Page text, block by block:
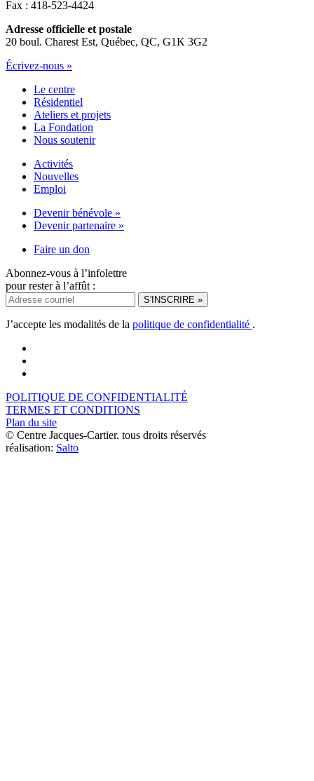
Fax : 418-523-4424
Adresse officielle et postale
20 boul. Charest Est, Québec, QC, G1K 3G2
Écrivez-nous »
Le centre
Résidentiel
Ateliers et projets
La Fondation
Nous soutenir
Activités
Nouvelles
Emploi
Devenir bénévole »
Devenir partenaire »
Faire un don
Abonnez-vous à l’infolettre
pour rester à l’affût :
J’accepte les modalités de la politique de confidentialité .
POLITIQUE DE CONFIDENTIALITÉ
TERMES ET CONDITIONS
Plan du site
© Centre Jacques-Cartier. tous droits réservés
réalisation: Salto